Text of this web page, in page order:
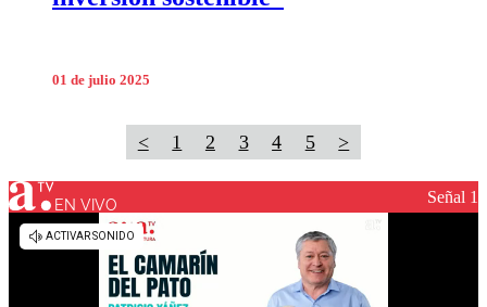
01 de julio 2025
< 1 2 3 4 5 >
EN VIVO Señal 1